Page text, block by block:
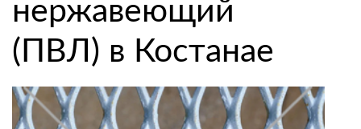
нержавеющий
(ПВЛ) в Костанае